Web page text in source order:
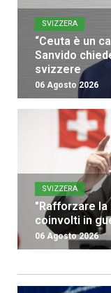
SVIZZERA
“Ceuta è un
Sanvido
svizzere
06 Agosto 2026
SVIZZERA
"Rafforzare
coinvolti in
06 Agosto 2026